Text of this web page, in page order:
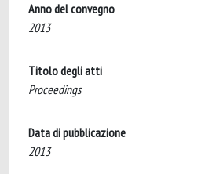
Anno del convegno
2013
Titolo degli atti
Proceedings
Data di pubblicazione
2013